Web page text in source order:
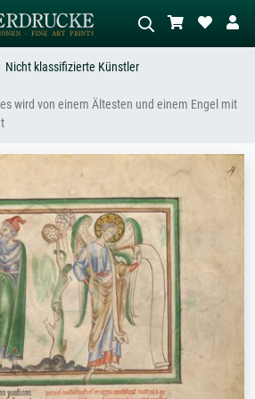
KI-Bildersuche
Ölgemälde, Stehender Akt neben einem
Nicht klassifizierte Künstler
wird von einem Ältesten und einem Engel mit